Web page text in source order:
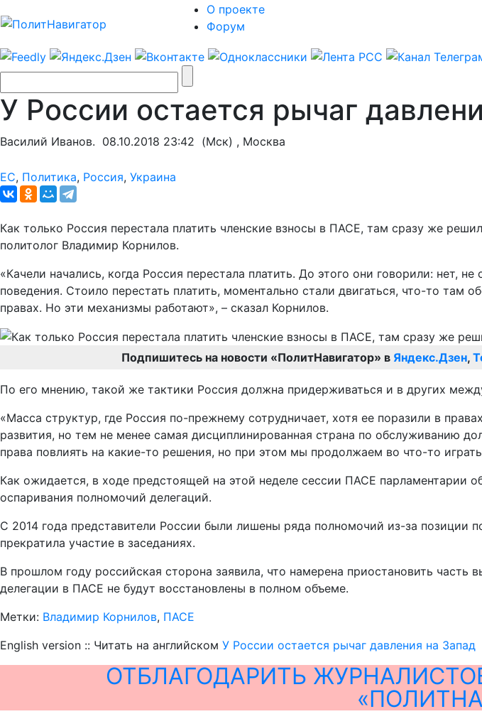
О проекте
Форум
У России остается рычаг
Василий Иванов. 08.10.2018 23:42 (Мск) , Москва
ЕС, Политика, Россия, Украина
Как только Россия перестала платить членские взносы в ПАСЕ, там сразу же
политолог Владимир Корнилов.
«Качели начались, когда Россия перестала платить. До этого они говорили: нет,
поведения. Стоило перестать платить, моментально стали двигаться, что-то там
правах. Но эти механизмы работают», – сказал Корнилов.
Подпишитесь на новости «ПолитНавигатор» в Яндекс.Дзен,
По его мнению, такой же тактики Россия должна придерживаться и в других
«Масса структур, где Россия по-прежнему сотрудничает, хотя ее поразили в
развития, но тем не менее самая дисциплинированная страна по обслуживанию
права повлиять на какие-то решения, но при этом мы продолжаем во что-то
Как ожидается, в ходе предстоящей на этой неделе сессии ПАСЕ парламентарии
оспаривания полномочий делегаций.
С 2014 года представители России были лишены ряда полномочий из-за
прекратила участие в заседаниях.
В прошлом году российская сторона заявила, что намерена приостановить
делегации в ПАСЕ не будут восстановлены в полном объеме.
Метки: Владимир Корнилов, ПАСЕ
English version :: Читать на английском У России остается рычаг давления на Запад
ОТБЛАГОДАРИТЬ